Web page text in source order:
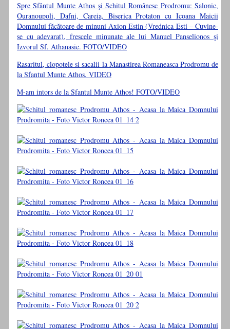
Spre Sfântul Munte Athos şi Schitul Românesc Prodromu: Salonic,
Ouranoupoli, Dafni, Careia, Biserica Protaton cu Icoana Maicii
Domnului făcătoare de minuni Axion Estin (Vrednica Esti – Cuvine-
se cu adevarat), frescele minunate ale lui Manuel Panselionos şi
Izvorul Sf. Athanasie. FOTO/VIDEO
Rasaritul, clopotele si sacalii la Manastirea Romaneasca Prodromu de
la Sfantul Munte Athos. VIDEO
M-am intors de la Sfantul Munte Athos! FOTO/VIDEO